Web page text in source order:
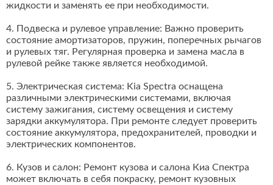
жидкости и заменять ее при необходимости.
4. Подвеска и рулевое управление: Важно проверить
состояние амортизаторов, пружин, поперечных рычагов
и рулевых тяг. Регулярная проверка и замена масла в
рулевой рейке также является необходимой.
5. Электрическая система: Kia Spectra оснащена
различными электрическими системами, включая
систему зажигания, систему освещения и систему
зарядки аккумулятора. При ремонте следует проверить
состояние аккумулятора, предохранителей, проводки и
электрических компонентов.
6. Кузов и салон: Ремонт кузова и салона Киа Спектра
может включать в себя покраску, ремонт кузовных